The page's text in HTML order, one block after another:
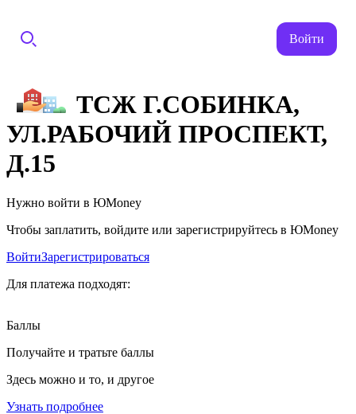
Войти
ТСЖ Г.СОБИНКА,
УЛ.РАБОЧИЙ ПРОСПЕКТ,
Д.15
Нужно войти в ЮMoney
Чтобы заплатить, войдите или зарегистрируйтесь в ЮMoney
ВойтиЗарегистрироваться
Для платежа подходят:
Баллы
Получайте и тратьте баллы
Здесь можно и то, и другое
Узнать подробнее